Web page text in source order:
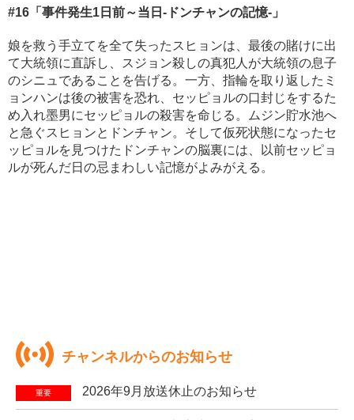
#16 「事件発生1日前～当日-ドンチャンの記憶-」
娘を救う手立てを全て失ったスヒョンは、最後の賭けに出
て大統領に直訴し、スジョン殺しの真犯人が大統領の息子
のシニュであることを告げる。一方、指輪を取り返したミ
ョンハンは後の被害を恐れ、セッピョルの口封じをするた
め入れ墨男にセッピョルの殺害を命じる。ムジン貯水池へ
と急ぐスヒョンとドンチャン。そして仮死状態になったセ
ッピョルを見つけたドンチャンの脳裏には、以前セッピョ
ルが死んだ日の忌まわしい記憶がよみがえる。
チャンネルからのお知らせ
重要 2026年9月放送休止のお知らせ